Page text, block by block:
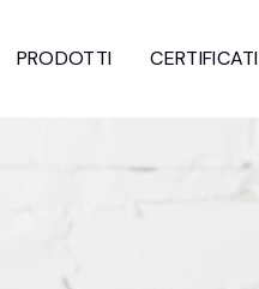
PRODOTTI CERTIFICATI